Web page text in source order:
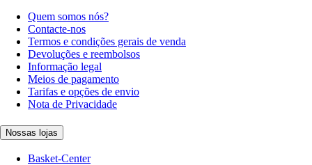
Quem somos nós?
Contacte-nos
Termos e condições gerais de venda
Devoluções e reembolsos
Informação legal
Meios de pagamento
Tarifas e opções de envio
Nota de Privacidade
Nossas lojas
Basket-Center